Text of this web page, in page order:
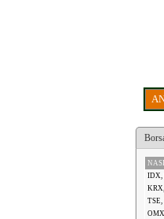
IDX,
TSE,